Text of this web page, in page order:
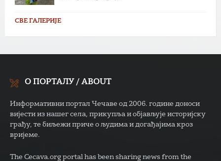
СВЕ ГАЛЕРИЈЕ
О ПОРТАЛУ / ABOUT
Информативни портал Чечаве од 2006. године доноси
вијести из нашег села, прикупља и објављује историјску
грађу, те биљежи приче о људима и догађајима кроз
вријеме.
The Cecava.org portal has been sharing news from the